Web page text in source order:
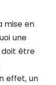
mise en
une
doit être
effet, un